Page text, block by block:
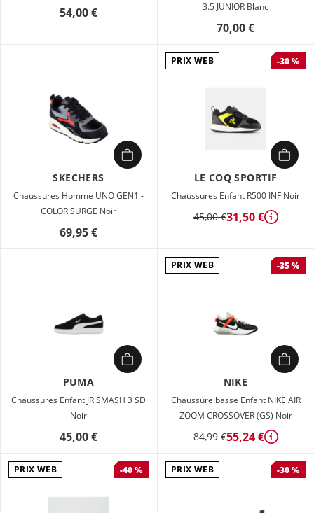
54,00 €
3.5 JUNIOR Blanc
70,00 €
SKECHERS
Chaussures Homme UNO GEN1 -
COLOR SURGE Noir
69,95 €
PRIX WEB -30 %
LE COQ SPORTIF
Chaussures Enfant R500 INF Noir
45,00 €31,50 € Détails
PUMA
Chaussures Enfant JR SMASH 3 SD
Noir
45,00 €
PRIX WEB -35 %
NIKE
Chaussure basse Enfant NIKE AIR
ZOOM CROSSOVER (GS) Noir
84,99 €55,24 € Détails
PRIX WEB -40 % PRIX WEB -30 %